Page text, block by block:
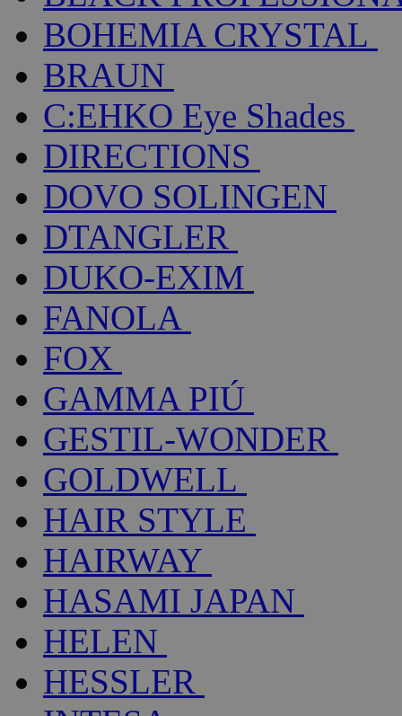
BOHEMIA CRYSTAL
BRAUN
C:EHKO Eye Shades
DIRECTIONS
DOVO SOLINGEN
DTANGLER
DUKO-EXIM
FANOLA
FOX
GAMMA PIÚ
GESTIL-WONDER
GOLDWELL
HAIR STYLE
HAIRWAY
HASAMI JAPAN
HELEN
HESSLER